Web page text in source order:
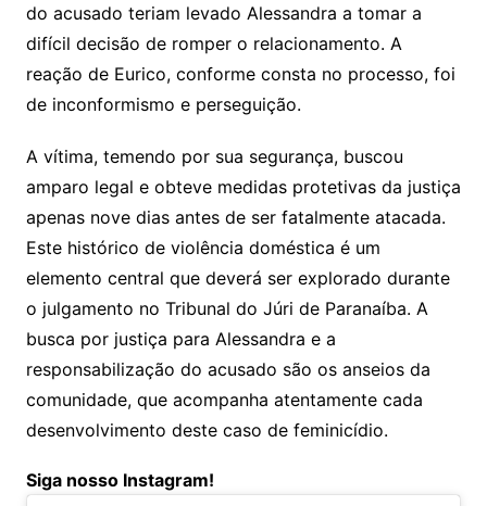
do acusado teriam levado Alessandra a tomar a
difícil decisão de romper o relacionamento. A
reação de Eurico, conforme consta no processo, foi
de inconformismo e perseguição.
A vítima, temendo por sua segurança, buscou
amparo legal e obteve medidas protetivas da justiça
apenas nove dias antes de ser fatalmente atacada.
Este histórico de violência doméstica é um
elemento central que deverá ser explorado durante
o julgamento no Tribunal do Júri de Paranaíba. A
busca por justiça para Alessandra e a
responsabilização do acusado são os anseios da
comunidade, que acompanha atentamente cada
desenvolvimento deste caso de feminicídio.
Siga nosso Instagram!